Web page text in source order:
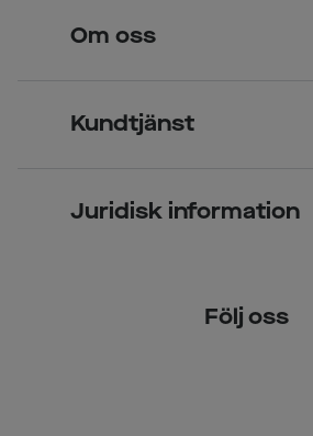
Över 70 butiker
Kontaktlinser
Om oss
Kundtjänst
Juridisk information
Följ oss